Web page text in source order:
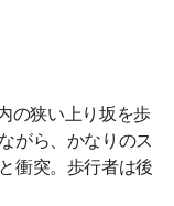
の狭い上り坂を歩
がら、かなりのス
衝突。歩行者は後